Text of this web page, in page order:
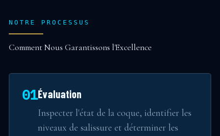
NOTRE PROCESSUS
Comment Nous Garantissons l'Excellence
01Évaluation
Inspecter l'état de la coque, identifier les
niveaux de salissure et déterminer les